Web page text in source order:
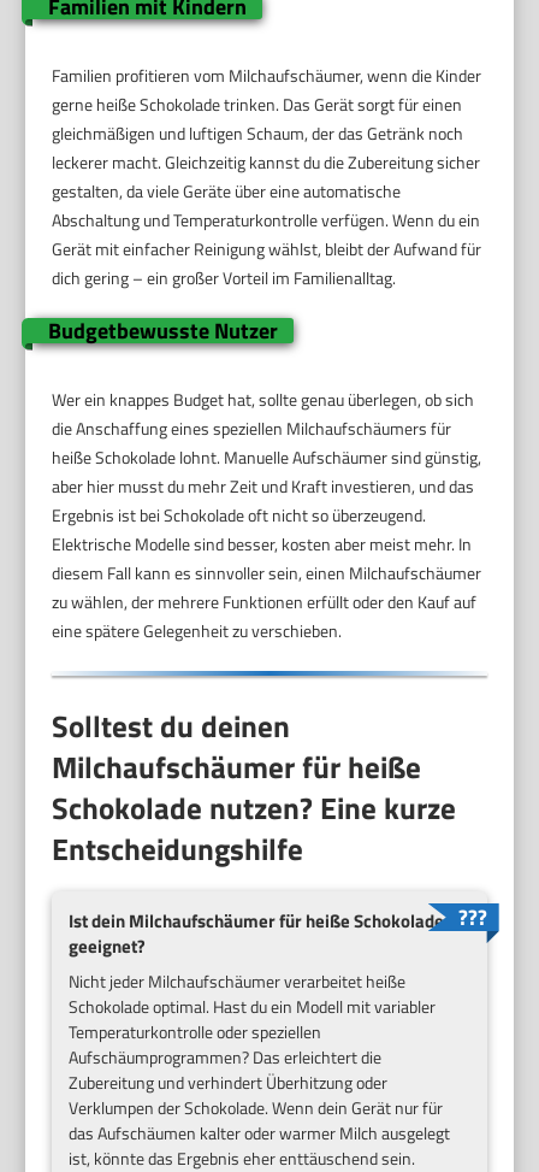
Familien mit Kindern
Familien profitieren vom Milchaufschäumer, wenn die Kinder
gerne heiße Schokolade trinken. Das Gerät sorgt für einen
gleichmäßigen und luftigen Schaum, der das Getränk noch
leckerer macht. Gleichzeitig kannst du die Zubereitung sicher
gestalten, da viele Geräte über eine automatische
Abschaltung und Temperaturkontrolle verfügen. Wenn du ein
Gerät mit einfacher Reinigung wählst, bleibt der Aufwand für
dich gering – ein großer Vorteil im Familienalltag.
Budgetbewusste Nutzer
Wer ein knappes Budget hat, sollte genau überlegen, ob sich
die Anschaffung eines speziellen Milchaufschäumers für
heiße Schokolade lohnt. Manuelle Aufschäumer sind günstig,
aber hier musst du mehr Zeit und Kraft investieren, und das
Ergebnis ist bei Schokolade oft nicht so überzeugend.
Elektrische Modelle sind besser, kosten aber meist mehr. In
diesem Fall kann es sinnvoller sein, einen Milchaufschäumer
zu wählen, der mehrere Funktionen erfüllt oder den Kauf auf
eine spätere Gelegenheit zu verschieben.
Solltest du deinen
Milchaufschäumer für heiße
Schokolade nutzen? Eine kurze
Entscheidungshilfe
Ist dein Milchaufschäumer für heiße Schokolade
geeignet?
Nicht jeder Milchaufschäumer verarbeitet heiße
Schokolade optimal. Hast du ein Modell mit variabler
Temperaturkontrolle oder speziellen
Aufschäumprogrammen? Das erleichtert die
Zubereitung und verhindert Überhitzung oder
Verklumpen der Schokolade. Wenn dein Gerät nur für
das Aufschäumen kalter oder warmer Milch ausgelegt
ist, könnte das Ergebnis eher enttäuschend sein.